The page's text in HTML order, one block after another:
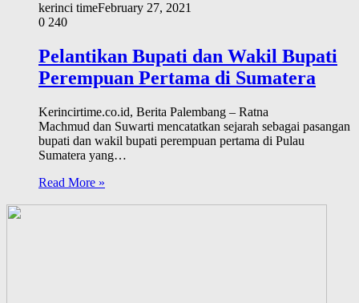
kerinci timeFebruary 27, 2021
0 240
Pelantikan Bupati dan Wakil Bupati
Perempuan Pertama di Sumatera
Kerincirtime.co.id, Berita Palembang – Ratna
Machmud dan Suwarti mencatatkan sejarah sebagai pasangan
bupati dan wakil bupati perempuan pertama di Pulau
Sumatera yang…
Read More »